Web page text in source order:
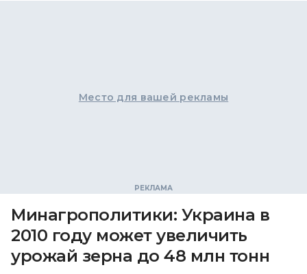
Место для вашей рекламы
Минагрополитики: Украина в
2010 году может увеличить
урожай зерна до 48 млн тонн